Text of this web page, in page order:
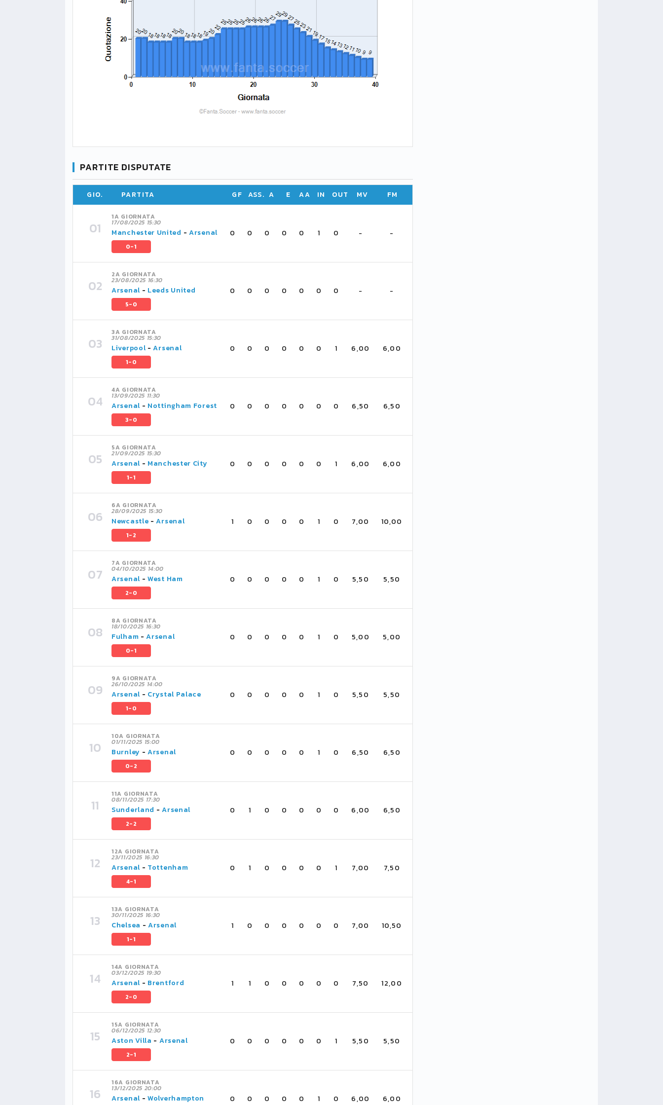
PARTITE DISPUTATE
GIO. PARTITA GF ASS. A E AA IN OUT MV FM
1A GIORNATA
17/08/2025 15:30
Manchester United -Arsenal
0-1
0 0 0 0 0 1 0 - -
2A GIORNATA
23/08/2025 16:30
Arsenal - Leeds United
5-0
0 0 0 0 0 0 0 - -
3A GIORNATA
31/08/2025 15:30
Liverpool -Arsenal
1-0
0 0 0 0 0 0 1 6,00 6,00
4A GIORNATA
13/09/2025 11:30
Arsenal - Nottingham Forest
3-0
0 0 0 0 0 0 0 6,50 6,50
5A GIORNATA
21/09/2025 15:30
Arsenal - Manchester City
1-1
0 0 0 0 0 0 1 6,00 6,00
6A GIORNATA
28/09/2025 15:30
Newcastle -Arsenal
1-2
1 0 0 0 0 1 0 7,00 10,00
7A GIORNATA
04/10/2025 14:00
Arsenal -West Ham
2-0
0 0 0 0 0 1 0 5,50 5,50
8A GIORNATA
18/10/2025 16:30
Fulham -Arsenal
0-1
0 0 0 0 0 1 0 5,00 5,00
9A GIORNATA
26/10/2025 14:00
Arsenal - Crystal Palace
1-0
0 0 0 0 0 1 0 5,50 5,50
10A GIORNATA
01/11/2025 15:00
Burnley -Arsenal
0-2
0 0 0 0 0 1 0 6,50 6,50
11A GIORNATA
08/11/2025 17:30
Sunderland -Arsenal
2-2
0 1 0 0 0 0 0 6,00 6,50
12A GIORNATA
23/11/2025 16:30
Arsenal - Tottenham
4-1
0 1 0 0 0 0 1 7,00 7,50
13A GIORNATA
30/11/2025 16:30
Chelsea -Arsenal
1-1
1 0 0 0 0 0 0 7,00 10,50
14A GIORNATA
03/12/2025 19:30
Arsenal - Brentford
2-0
1 1 0 0 0 0 0 7,50 12,00
15A GIORNATA
06/12/2025 12:30
Aston Villa - Arsenal
2-1
0 0 0 0 0 0 1 5,50 5,50
16A GIORNATA
13/12/2025 20:00
Arsenal -Wolverhampton 0 0 0 0 0 1 0 6,00 6,00